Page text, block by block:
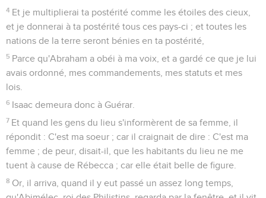
4 Et je multiplierai ta postérité comme les étoiles des cieux,
et je donnerai à ta postérité tous ces pays-ci ; et toutes les
nations de la terre seront bénies en ta postérité,
5 Parce qu'Abraham a obéi à ma voix, et a gardé ce que je lui
avais ordonné, mes commandements, mes statuts et mes
lois.
6 Isaac demeura donc à Guérar.
7 Et quand les gens du lieu s'informèrent de sa femme, il
répondit : C'est ma soeur ; car il craignait de dire : C'est ma
femme ; de peur, disait-il, que les habitants du lieu ne me
tuent à cause de Rébecca ; car elle était belle de figure.
8 Or, il arriva, quand il y eut passé un assez long temps,